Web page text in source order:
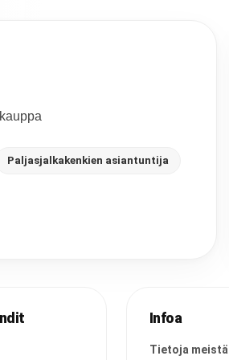
Paljasjalkakenkien asiantuntija
Infoa
Tietoja meistä